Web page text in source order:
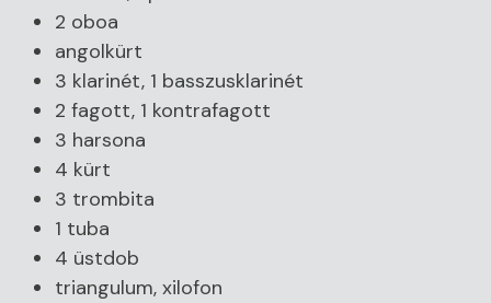
2 oboa
angolkürt
3 klarinét, 1 basszusklarinét
2 fagott, 1 kontrafagott
3 harsona
4 kürt
3 trombita
1 tuba
4 üstdob
triangulum, xilofon